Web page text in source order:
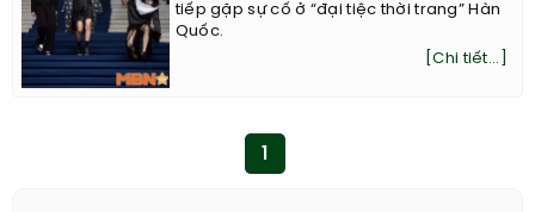
tiếp gặp sự cố ở “đại tiệc thời trang” Hàn
Quốc.
[Chi tiết...]
1